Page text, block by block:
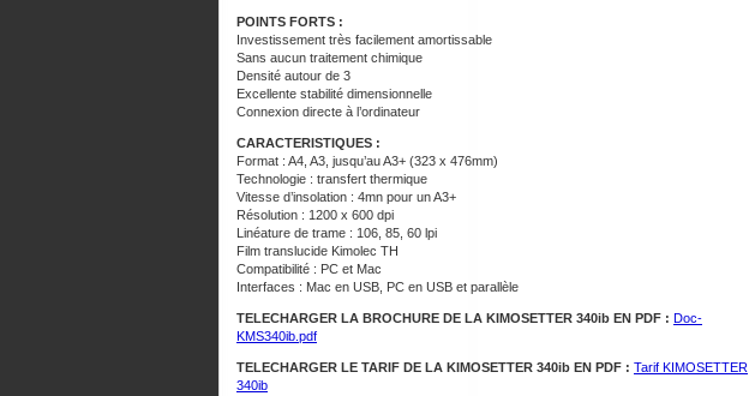
POINTS FORTS :
Investissement très facilement amortissable
Sans aucun traitement chimique
Densité autour de 3
Excellente stabilité dimensionnelle
Connexion directe à l’ordinateur
CARACTERISTIQUES :
Format : A4, A3, jusqu’au A3+ (323 x 476mm)
Technologie : transfert thermique
Vitesse d’insolation : 4mn pour un A3+
Résolution : 1200 x 600 dpi
Linéature de trame : 106, 85, 60 lpi
Film translucide Kimolec TH
Compatibilité : PC et Mac
Interfaces : Mac en USB, PC en USB et parallèle
TELECHARGER LA BROCHURE DE LA KIMOSETTER 340ib EN PDF : Doc-
KMS340ib.pdf
TELECHARGER LE TARIF DE LA KIMOSETTER 340ib EN PDF : Tarif KIMOSETTER
340ib